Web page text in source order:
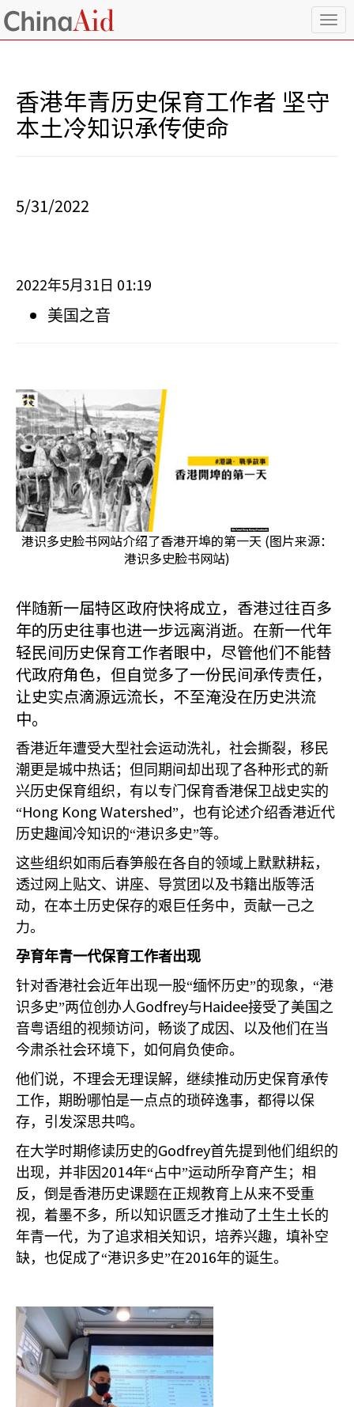
T
o
e
香港年青历史保育工作者 坚守
本土冷知识承传使命
5/31/2022
2022年5月 31 日 01:19
美国之音
港识多史脸书网站介绍了香港开埠的第一天 (图片来源：
港识多史脸书网站)
伴随新一届特区政府快将成立，香港过往百多
年的历史往事也进一步远离消逝。在新一代年
轻民间历史保育工作者眼中，尽管他们不能替
代政府角色，但自觉多了一份民间承传责任，
让史实点滴源远流长，不至淹没在历史洪流
中。
香港近年遭受大型社会运动洗礼，社会撕裂，移民
潮更是城中热话；但同期间却出现了各种形式的新
兴历史保育组织，有以专门保育香港保卫战史实的
“Hong Kong Watershed”，也有论述介绍香港近代
历史趣闻冷知识的“港识多史”等。
这些组织如雨后春笋般在各自的领域上默默耕耘，
透过网上贴文、讲座、导赏团以及书籍出版等活
动，在本土历史保存的艰巨任务中，贡献一己之
力。
孕育年青一代保育工作者出现
针对香港社会近年出现一股“缅怀历史”的现象，“港
识多史”两位创办人Godfrey与 Haidee接受了美国之
音粤语组的视频访问，畅谈了成因、以及他们在当
今肃杀社会环境下，如何肩负使命。
他们说，不理会无理误解，继续推动历史保育承传
工作，期盼哪怕是一点点的琐碎逸事，都得以保
存，引发深思共鸣。
在大学时期修读历史的Godfrey首先提到他们组织的
出现，并非因 2014年“占中”运动所孕育产生；相
反，倒是香港历史课题在正规教育上从来不受重
视，着墨不多，所以知识匮乏才推动了土生土长的
年青一代，为了追求相关知识，培养兴趣，填补空
缺，也促成了“港识多史”在2016年的诞生。